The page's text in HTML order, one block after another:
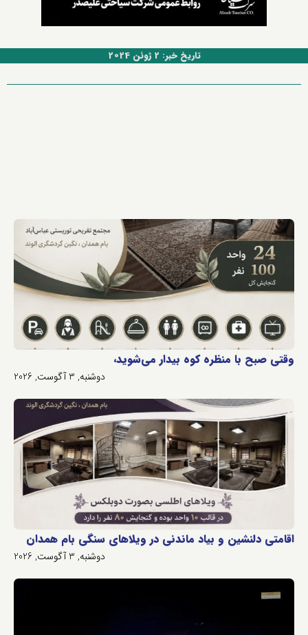
تاریخ خبر: 2 ژوئن 2024
وقتی صبح با منظره کوه بیدار می‌شوید،
دوشنبه, 3 آگوست, 2026
اقامتی دلنشین و بیاد ماندنی در ویلاهای سنگی بام همدان
دوشنبه, 3 آگوست, 2026